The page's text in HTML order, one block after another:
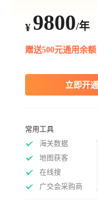
¥ 9800/年
赠送500元通用余额
立即开通
常用工具
海关数据
地图获客
在线搜
广交会采购商